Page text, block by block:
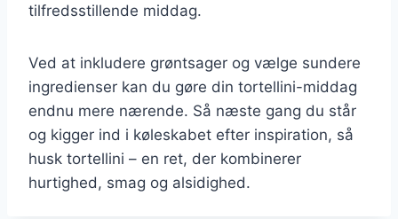
tilfredsstillende middag.
Ved at inkludere grøntsager og vælge sundere
ingredienser kan du gøre din tortellini-middag
endnu mere nærende. Så næste gang du står
og kigger ind i køleskabet efter inspiration, så
husk tortellini – en ret, der kombinerer
hurtighed, smag og alsidighed.